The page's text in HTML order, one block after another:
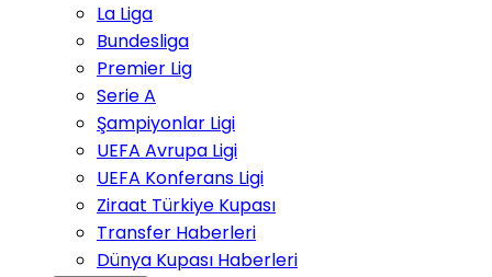
La Liga
Bundesliga
Premier Lig
Serie A
Şampiyonlar Ligi
UEFA Avrupa Ligi
UEFA Konferans Ligi
Ziraat Türkiye Kupası
Transfer Haberleri
Dünya Kupası Haberleri